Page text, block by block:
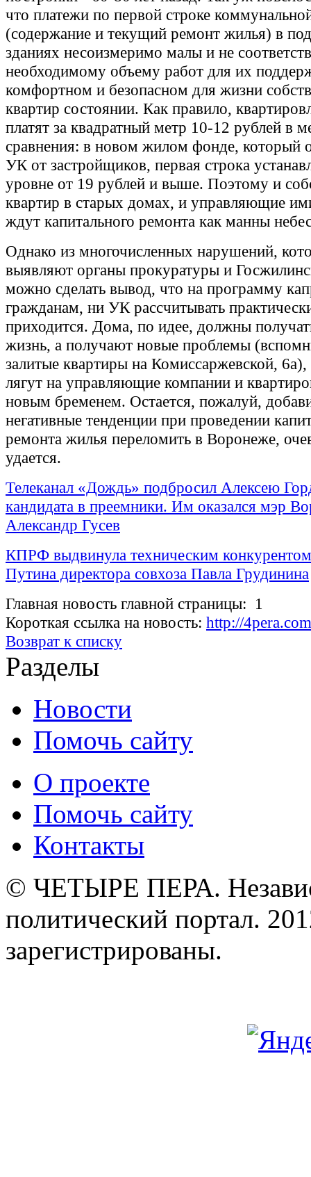
что платежи по первой строке
(содержание и текущий ремонт жилья) в
зданиях несоизмеримо малы и не
необходимому объему работ для их
комфортном и безопасном для жизни
квартир состоянии. Как правило,
платят за квадратный метр 10-12 рублей в
сравнения: в новом жилом фонде, который
УК от застройщиков, первая строка
уровне от 19 рублей и выше. Поэтому и
квартир в старых домах, и управляющие
ждут капитального ремонта как манны
Однако из многочисленных нарушений,
выявляют органы прокуратуры и
можно сделать вывод, что на программу
гражданам, ни УК рассчитывать
приходится. Дома, по идее, должны
жизнь, а получают новые проблемы
залитые квартиры на Комиссаржевской,
лягут на управляющие компании и
новым бременем. Остается, пожалуй,
негативные тенденции при проведении
ремонта жилья переломить в Воронеже,
удается.
Телеканал «Дождь» подбросил Алексею
кандидата в преемники. Им оказался мэр
Александр Гусев
КПРФ выдвинула техническим
Путина директора совхоза Павла Грудинина
Главная новость главной страницы: 1
Короткая ссылка на новость: http://
Возврат к списку
Разделы
Новости
Помочь сайту
О проекте
Помочь сайту
Контакты
© ЧЕТЫРЕ ПЕРА.
политический портал.
зарегистрированы.